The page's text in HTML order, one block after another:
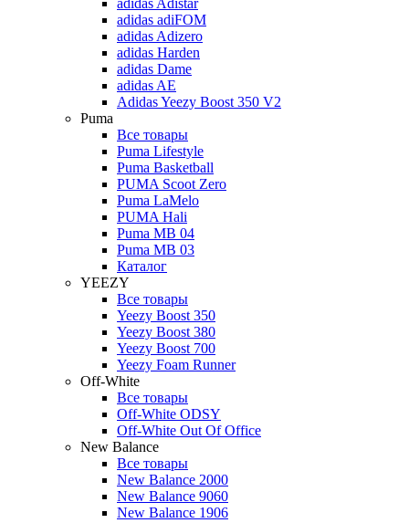
adidas Adistar
adidas adiFOM
adidas Adizero
adidas Harden
adidas Dame
adidas AE
Adidas Yeezy Boost 350 V2
Puma
Все товары
Puma Lifestyle
Puma Basketball
PUMA Scoot Zero
Puma LaMelo
PUMA Hali
Puma MB 04
Puma MB 03
Каталог
YEEZY
Все товары
Yeezy Boost 350
Yeezy Boost 380
Yeezy Boost 700
Yeezy Foam Runner
Off-White
Все товары
Off-White ODSY
Off-White Out Of Office
New Balance
Все товары
New Balance 2000
New Balance 9060
New Balance 1906